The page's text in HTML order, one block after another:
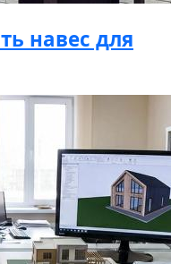
навес для